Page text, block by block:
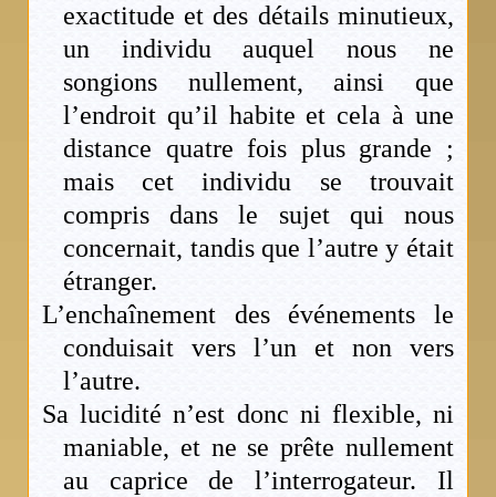
exactitude et des détails minutieux,
un individu auquel nous ne
songions nullement, ainsi que
l’endroit qu’il habite et cela à une
distance quatre fois plus grande ;
mais cet individu se trouvait
compris dans le sujet qui nous
concernait, tandis que l’autre y était
étranger.
L’enchaînement des événements le
conduisait vers l’un et non vers
l’autre.
Sa lucidité n’est donc ni flexible, ni
maniable, et ne se prête nullement
au caprice de l’interrogateur. Il